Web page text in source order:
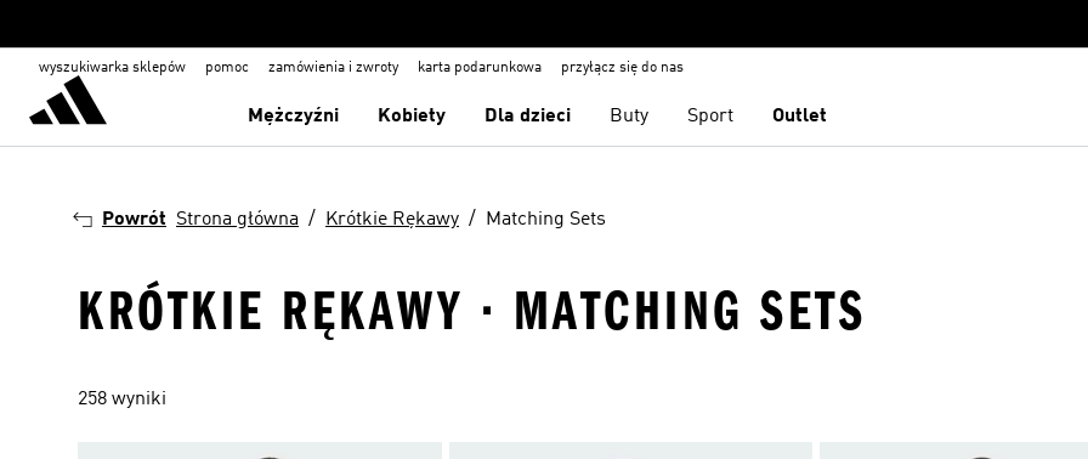
wyszukiwarka sklepów pomoc zamówienia i zwroty karta podarunkowa przyłącz się do nas
Mężczyźni Kobiety Dla dzieci Buty Sport Outlet
Powrót Strona główna Krótkie Rękawy Matching Sets
KRÓTKIE RĘKAWY · MATCHING SETS
258 wyniki